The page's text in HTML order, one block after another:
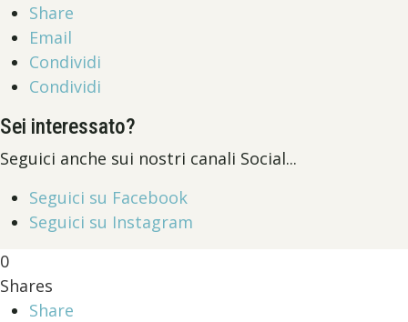
Share
Email
Condividi
Condividi
Sei interessato?
Seguici anche sui nostri canali Social...
Seguici su Facebook
Seguici su Instagram
0
Shares
Share